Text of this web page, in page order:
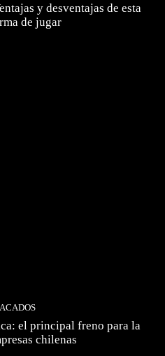
y desventajas de esta
de jugar
el principal freno para la
chilenas